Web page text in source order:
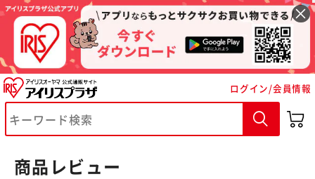
ログイン/会員情報
商品レビュー
※ご確認ください
カートに入れる 購入手続きへ